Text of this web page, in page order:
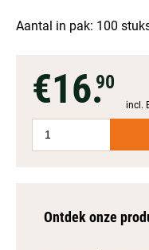
Aantal in pak: 100
€16.90
incl.
Ontdek onze